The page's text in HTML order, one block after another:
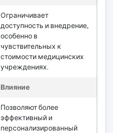
Ограничивает
доступность и внедрение,
особенно в
чувствительных к
стоимости медицинских
учреждениях.
Влияние
Позволяют более
эффективный и
персонализированный